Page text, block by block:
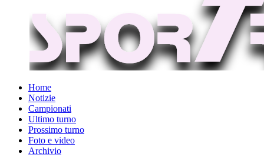
Home
Notizie
Campionati
Ultimo turno
Prossimo turno
Foto e video
Archivio